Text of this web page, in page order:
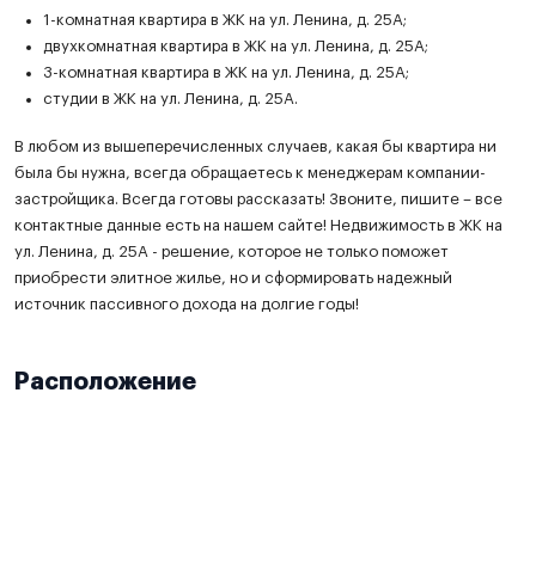
1-комнатная квартира в ЖК на ул. Ленина, д. 25А;
двухкомнатная квартира в ЖК на ул. Ленина, д. 25А;
3-комнатная квартира в ЖК на ул. Ленина, д. 25А;
студии в ЖК на ул. Ленина, д. 25А.
В любом из вышеперечисленных случаев, какая бы квартира ни
была бы нужна, всегда обращаетесь к менеджерам компании-
застройщика. Всегда готовы рассказать! Звоните, пишите – все
контактные данные есть на нашем сайте! Недвижимость в ЖК на
ул. Ленина, д. 25А - решение, которое не только поможет
приобрести элитное жилье, но и сформировать надежный
источник пассивного дохода на долгие годы!
Расположение